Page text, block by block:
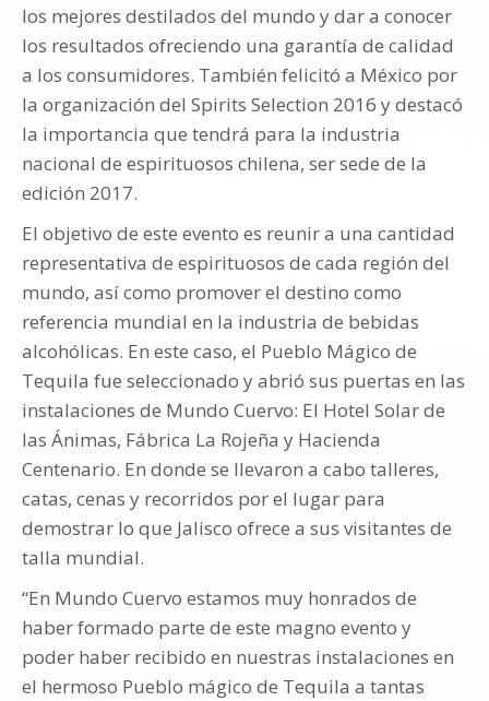
los mejores destilados del mundo y dar a conocer
los resultados ofreciendo una garantía de calidad
a los consumidores. También felicitó a México por
la organización del Spirits Selection 2016 y destacó
la importancia que tendrá para la industria
nacional de espirituosos chilena, ser sede de la
edición 2017.
El objetivo de este evento es reunir a una cantidad
representativa de espirituosos de cada región del
mundo, así como promover el destino como
referencia mundial en la industria de bebidas
alcohólicas. En este caso, el Pueblo Mágico de
Tequila fue seleccionado y abrió sus puertas en las
instalaciones de Mundo Cuervo: El Hotel Solar de
las Ánimas, Fábrica La Rojeña y Hacienda
Centenario. En donde se llevaron a cabo talleres,
catas, cenas y recorridos por el lugar para
demostrar lo que Jalisco ofrece a sus visitantes de
talla mundial.
“En Mundo Cuervo estamos muy honrados de
haber formado parte de este magno evento y
poder haber recibido en nuestras instalaciones en
el hermoso Pueblo mágico de Tequila a tantas